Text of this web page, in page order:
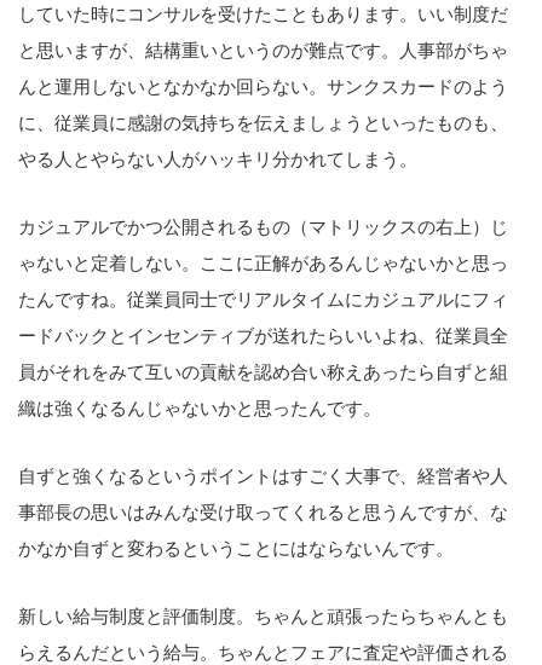
していた時にコンサルを受けたこともあります。いい制度だ
と思いますが、結構重いというのが難点です。人事部がちゃ
んと運用しないとなかなか回らない。サンクスカードのよう
に、従業員に感謝の気持ちを伝えましょうといったものも、
やる人とやらない人がハッキリ分かれてしまう。
カジュアルでかつ公開されるもの（マトリックスの右上）じ
ゃないと定着しない。ここに正解があるんじゃないかと思っ
たんですね。従業員同士でリアルタイムにカジュアルにフィ
ードバックとインセンティブが送れたらいいよね、従業員全
員がそれをみて互いの貢献を認め合い称えあったら自ずと組
織は強くなるんじゃないかと思ったんです。
自ずと強くなるというポイントはすごく大事で、経営者や人
事部長の思いはみんな受け取ってくれると思うんですが、な
かなか自ずと変わるということにはならないんです。
新しい給与制度と評価制度。ちゃんと頑張ったらちゃんとも
らえるんだという給与。ちゃんとフェアに査定や評価される